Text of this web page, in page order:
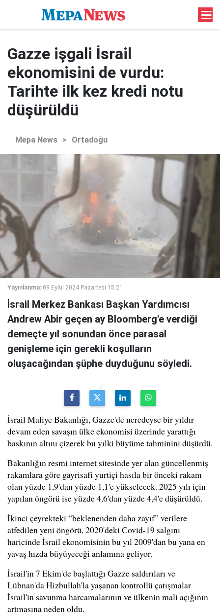
Gazze işgali İsrail
ekonomisini de vurdu:
Tarihte ilk kez kredi notu
düşürüldü
Mepa News > Ortadoğu
Yayınlanma: 09 Eylül 2024 Pazartesi 15:21
İsrail Merkez Bankası Başkan Yardımcısı
Andrew Abir geçen ay Bloomberg'e verdiği
demeçte yıl sonundan önce parasal
genişleme için gerekli koşulların
oluşacağından şüphe duyduğunu söyledi.
İsrail Maliye Bakanlığı, Gazze'de neredeyse bir yıldır
devam eden savaşın ülke ekonomisi üzerinde yarattığı
baskının altını çizerek bu yılki büyüme tahminini düşürdü.
Bakanlığın resmi internet sitesinde yer alan güncellenmiş
rakamlara göre gayrisafi yurtiçi hasıla bir önceki rakam
olan yüzde 1,9'dan yüzde 1,1'e yükselecek. 2025 yılı için
yapılan öngörü ise yüzde 4,6'dan yüzde 4,4'e düşürüldü.
İkinci çeyrekteki “beklenenden daha zayıf” verilere
atfedilen yeni öngörü, 2020'deki Covid-19 salgını
haricinde İsrail ekonomisinin bu yıl 2009'dan bu yana en
yavaş hızda büyüyeceği anlamına geliyor.
İsrail'in 7 Ekim'de başlattığı Gazze saldırıları ve
Lübnan'da Hizbullah'la yaşanan kontrollü çatışmalar
İsrail'in savunma harcamalarının ve ülkenin mali açığının
artmasına neden oldu.